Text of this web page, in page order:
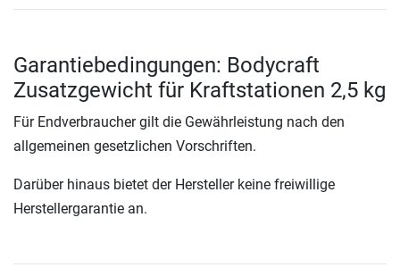
Garantiebedingungen: Bodycraft
Zusatzgewicht für Kraftstationen 2,5 kg
Für Endverbraucher gilt die Gewährleistung nach den
allgemeinen gesetzlichen Vorschriften.
Darüber hinaus bietet der Hersteller keine freiwillige
Herstellergarantie an.